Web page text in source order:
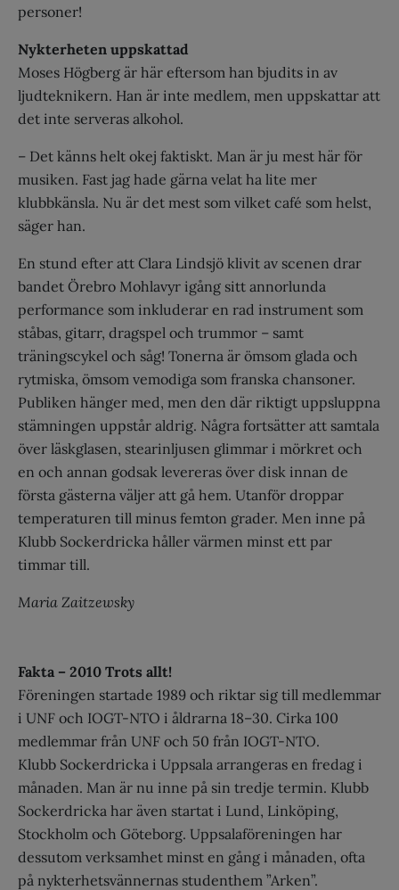
personer!
Nykterheten uppskattad
Moses Högberg är här eftersom han bjudits in av
ljudteknikern. Han är inte medlem, men uppskattar att
det inte serveras alkohol.
– Det känns helt okej faktiskt. Man är ju mest här för
musiken. Fast jag hade gärna velat ha lite mer
klubbkänsla. Nu är det mest som vilket café som helst,
säger han.
En stund efter att Clara Lindsjö klivit av scenen drar
bandet Örebro Mohlavyr igång sitt annorlunda
performance som inkluderar en rad instrument som
ståbas, gitarr, dragspel och trummor – samt
träningscykel och såg! Tonerna är ömsom glada och
rytmiska, ömsom vemodiga som franska chansoner.
Publiken hänger med, men den där riktigt uppsluppna
stämningen uppstår aldrig. Några fortsätter att samtala
över läskglasen, stearinljusen glimmar i mörkret och
en och annan godsak levereras över disk innan de
första gästerna väljer att gå hem. Utanför droppar
temperaturen till minus femton grader. Men inne på
Klubb Sockerdricka håller värmen minst ett par
timmar till.
Maria Zaitzewsky
Fakta – 2010 Trots allt!
Föreningen startade 1989 och riktar sig till medlemmar
i UNF och IOGT-NTO i åldrarna 18–30. Cirka 100
medlemmar från UNF och 50 från IOGT-NTO.
Klubb Sockerdricka i Uppsala arran­geras en fredag i
månaden. Man är nu inne på sin tredje termin. Klubb
Sockerdricka har även startat i Lund, Linköping,
Stockholm och Göteborg. Uppsalaföreningen har
dessutom verksamhet minst en gång i månaden, ofta
på nykterhetsvännernas studenthem ”Arken”.